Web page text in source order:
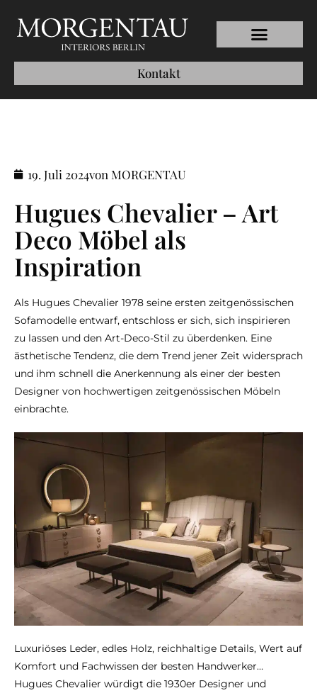
Kontakt
19. Juli 2024von MORGENTAU
Hugues Chevalier – Art
Deco Möbel als
Inspiration
Als Hugues Chevalier 1978 seine ersten zeitgenössischen
Sofamodelle entwarf, entschloss er sich, sich inspirieren
zu lassen und den Art-Deco-Stil zu überdenken. Eine
ästhetische Tendenz, die dem Trend jener Zeit widersprach
und ihm schnell die Anerkennung als einer der besten
Designer von hochwertigen zeitgenössischen Möbeln
einbrachte.
Luxuriöses Leder, edles Holz, reichhaltige Details, Wert auf
Komfort und Fachwissen der besten Handwerker…
Hugues Chevalier würdigt die 1930er Designer und